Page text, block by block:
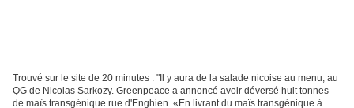
Trouvé sur le site de 20 minutes : "Il y aura de la salade nicoise au menu, au
QG de Nicolas Sarkozy. Greenpeace a annoncé avoir déversé huit tonnes
de maïs transgénique rue d'Enghien. «En livrant du maïs transgénique à